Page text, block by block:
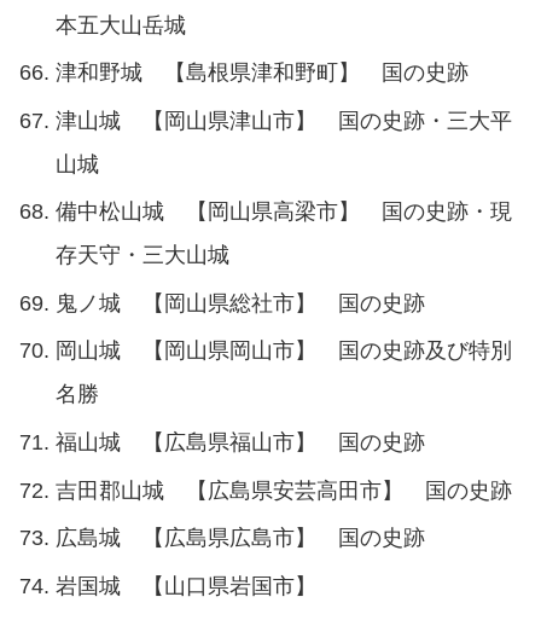
本五大山岳城
津和野城 【島根県津和野町】 国の史跡
津山城 【岡山県津山市】 国の史跡・三大平
山城
備中松山城 【岡山県高梁市】 国の史跡・現
存天守・三大山城
鬼ノ城 【岡山県総社市】 国の史跡
岡山城 【岡山県岡山市】 国の史跡及び特別
名勝
福山城 【広島県福山市】 国の史跡
吉田郡山城 【広島県安芸高田市】 国の史跡
広島城 【広島県広島市】 国の史跡
岩国城 【山口県岩国市】